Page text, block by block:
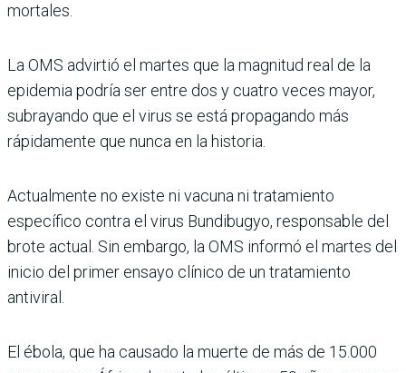
mortales.
La OMS advirtió el martes que la magnitud real de la
epidemia podría ser entre dos y cuatro veces mayor,
subrayando que el virus se está propagando más
rápidamente que nunca en la historia.
Actualmente no existe ni vacuna ni tratamiento
específico contra el virus Bundibugyo, responsable del
brote actual. Sin embargo, la OMS informó el martes del
inicio del primer ensayo clínico de un tratamiento
antiviral.
El ébola, que ha causado la muerte de más de 15.000